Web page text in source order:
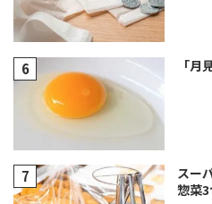
「月
スー
惣菜3